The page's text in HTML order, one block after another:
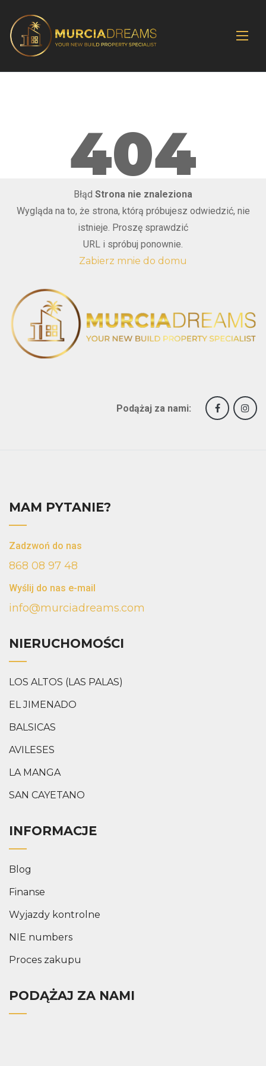
404
Błąd Strona nie znaleziona
Wygląda na to, że strona, którą próbujesz odwiedzić, nie
istnieje. Proszę sprawdzić
URL i spróbuj ponownie.
Zabierz mnie do domu
Podążaj za nami:
MAM PYTANIE?
Zadzwoń do nas
868 08 97 48
Wyślij do nas e-mail
info@murciadreams.com
NIERUCHOMOŚCI
LOS ALTOS (LAS PALAS)
EL JIMENADO
BALSICAS
AVILESES
LA MANGA
SAN CAYETANO
INFORMACJE
Blog
Finanse
Wyjazdy kontrolne
NIE numbers
Proces zakupu
PODĄŻAJ ZA NAMI